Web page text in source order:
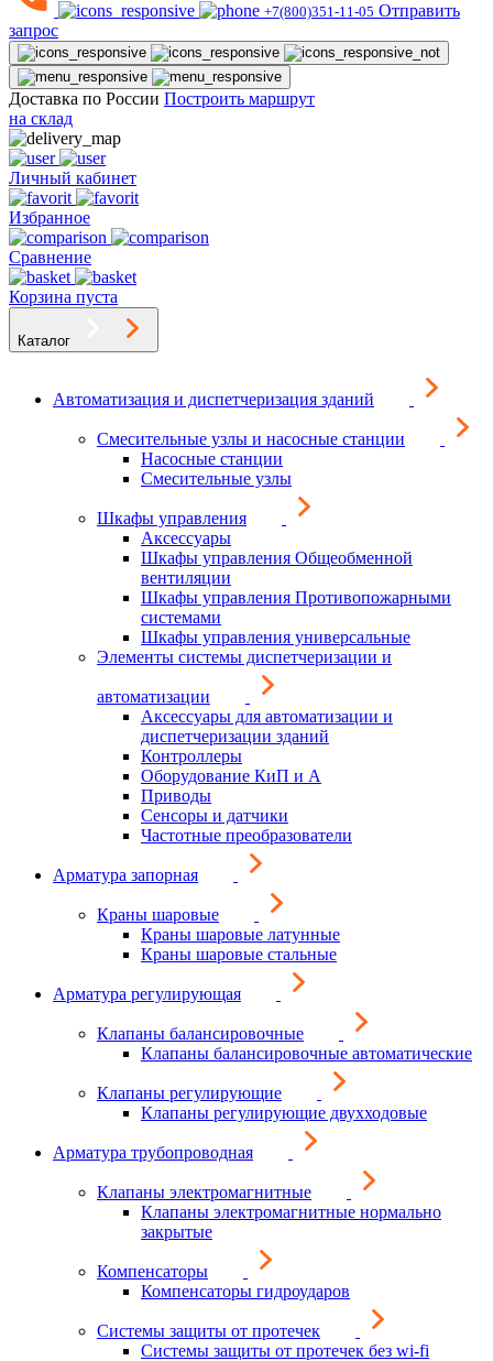
+7(800)351-11-05 Отправить
запрос
Доставка по России Построить маршрут
на склад
Личный кабинет
Избранное
Сравнение
Корзина пуста
Каталог
Автоматизация и диспетчеризация зданий
Смесительные узлы и насосные станции
Насосные станции
Смесительные узлы
Шкафы управления
Аксессуары
Шкафы управления Общеобменной
вентиляции
Шкафы управления Противопожарными
системами
Шкафы управления универсальные
Элементы системы диспетчеризации и
автоматизации
Аксессуары для автоматизации и
диспетчеризации зданий
Контроллеры
Оборудование КиП и А
Приводы
Сенсоры и датчики
Частотные преобразователи
Арматура запорная
Краны шаровые
Краны шаровые латунные
Краны шаровые стальные
Арматура регулирующая
Клапаны балансировочные
Клапаны балансировочные автоматические
Клапаны регулирующие
Клапаны регулирующие двухходовые
Арматура трубопроводная
Клапаны электромагнитные
Клапаны электромагнитные нормально
закрытые
Компенсаторы
Компенсаторы гидроударов
Системы защиты от протечек
Системы защиты от протечек без wi-fi